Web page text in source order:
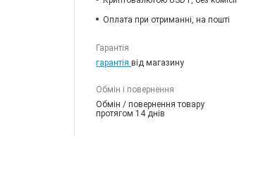
Оплата при отриманні, на пошті
Гарантія
гарантіявід магазину
Обмін і повернення
Обмін / повернення товару
протягом 14 днів